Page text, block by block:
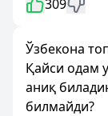
309
Ўзбекона
Қайси одам
аниқ
билмайди?